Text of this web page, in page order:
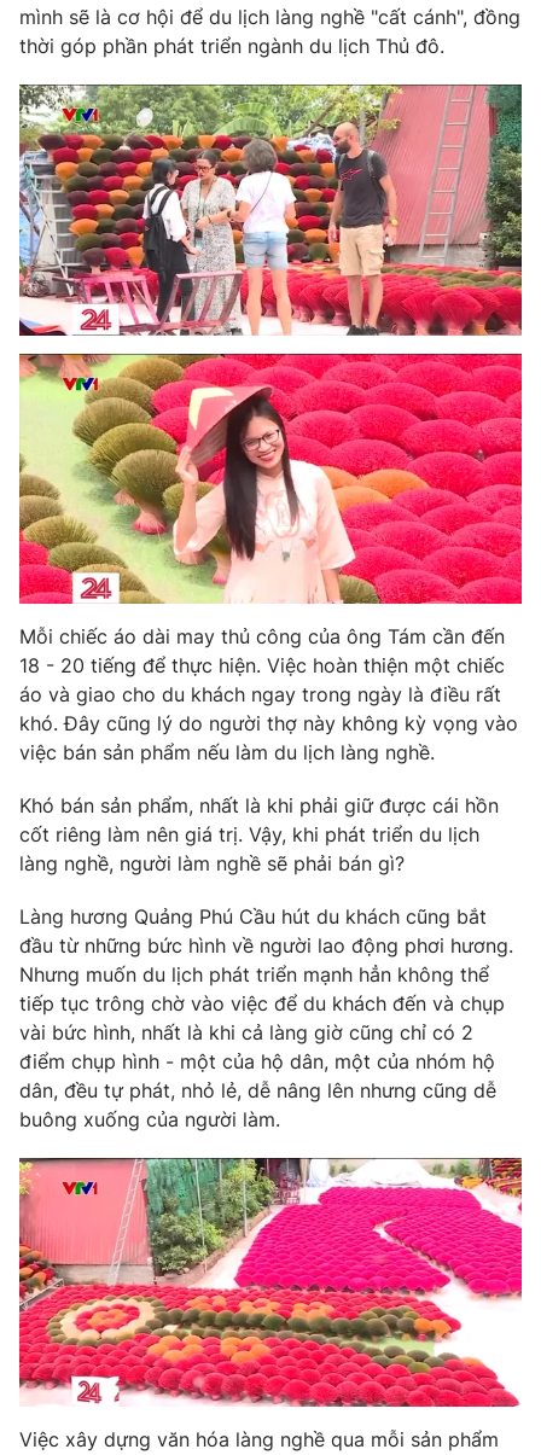
mình sẽ là cơ hội để du lịch làng nghề "cất cánh", đồng
thời góp phần phát triển ngành du lịch Thủ đô.
Mỗi chiếc áo dài may thủ công của ông Tám cần đến
18 - 20 tiếng để thực hiện. Việc hoàn thiện một chiếc
áo và giao cho du khách ngay trong ngày là điều rất
khó. Đây cũng lý do người thợ này không kỳ vọng vào
việc bán sản phẩm nếu làm du lịch làng nghề.
Khó bán sản phẩm, nhất là khi phải giữ được cái hồn
cốt riêng làm nên giá trị. Vậy, khi phát triển du lịch
làng nghề, người làm nghề sẽ phải bán gì?
Làng hương Quảng Phú Cầu hút du khách cũng bắt
đầu từ những bức hình về người lao động phơi hương.
Nhưng muốn du lịch phát triển mạnh hẳn không thể
tiếp tục trông chờ vào việc để du khách đến và chụp
vài bức hình, nhất là khi cả làng giờ cũng chỉ có 2
điểm chụp hình - một của hộ dân, một của nhóm hộ
dân, đều tự phát, nhỏ lẻ, dễ nâng lên nhưng cũng dễ
buông xuống của người làm.
Việc xây dựng văn hóa làng nghề qua mỗi sản phẩm